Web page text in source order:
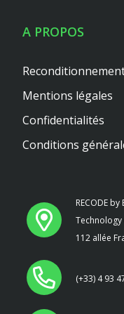
RECODE
Technology
112 allée
(+33) 4 93
A PROPOS
Mentions légales
Confidentialités
Conditions